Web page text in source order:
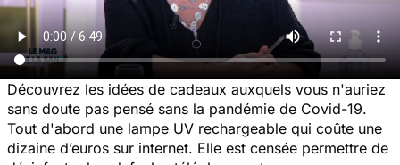
Découvrez les idées de cadeaux auxquels vous n'auriez
sans doute pas pensé sans la pandémie de Covid-19.
Tout d'abord une lampe UV rechargeable qui coûte une
dizaine d’euros sur internet. Elle est censée permettre de